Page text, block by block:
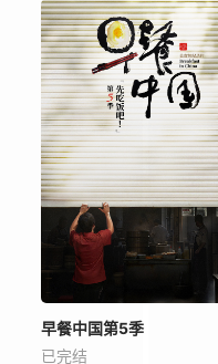
早餐中国第5季
已完结